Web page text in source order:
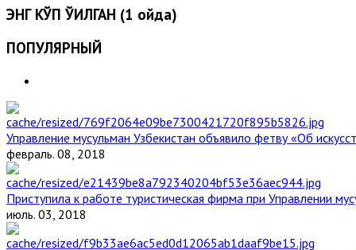
ЭНГ КЎП ЎҚИЛГАН (1 ойда)
ПОПУЛЯРНЫЙ
Управление мусульман Узбекистан объявило фетву «Об
февраль. 08, 2018
Приступила к работе туристическая фирма при Управлении
июль. 03, 2018